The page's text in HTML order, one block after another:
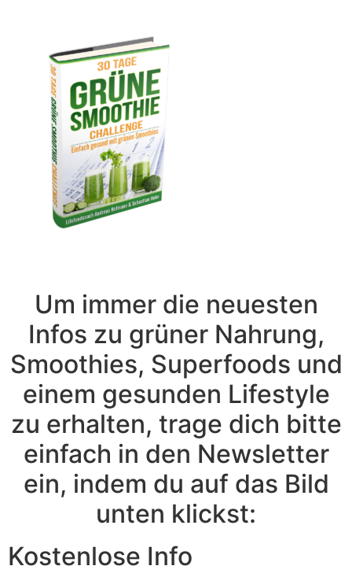
Um immer die neuesten
Infos zu grüner Nahrung,
Smoothies, Superfoods und
einem gesunden Lifestyle
zu erhalten, trage dich bitte
einfach in den Newsletter
ein, indem du auf das Bild
unten klickst:
Kostenlose Info